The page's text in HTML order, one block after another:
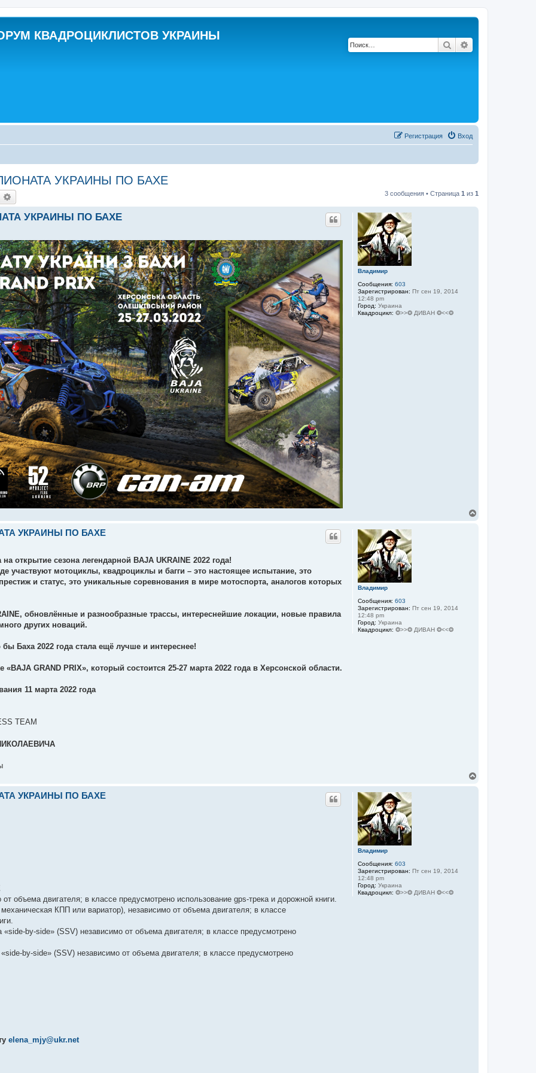
КВАДРОЦИКЛИСТОВ УКРАИНЫ
Поиск
Вход
Регистрация
УКРАИНЫ ПО БАХЕ
Поиск 3 сообщения • Страница 1 из 1
Владимир
Сообщения: 603
Зарегистрирован: Пт сен 19, 2014
12:48 pm
Город: Украина
Квадроцикл: ❂>>❂ ДИВАН ❂<<❂
УКРАИНЫ ПО БАХЕ
Владимир
Сообщения: 603
Зарегистрирован: Пт сен 19, 2014
12:48 pm
Город: Украина
Квадроцикл: ❂>>❂ ДИВАН ❂<<❂
УКРАИНЫ ПО БАХЕ
открытие сезона легендарной BAJA UKRAINE 2022 года!
участвуют мотоциклы, квадроциклы и багги – это настоящее испытание, это
и статус, это уникальные соревнования в мире мотоспорта, аналогов которых
обновлённые и разнообразные трассы, интереснейшие локации, новые правила
других новаций.
Баха 2022 года стала ещё лучше и интереснее!
GRAND PRIX», который состоится 25-27 марта 2022 года в Херсонской области.
11 марта 2022 года
TEAM
Владимир
Сообщения: 603
Зарегистрирован: Пт сен 19, 2014
12:48 pm
Город: Украина
Квадроцикл: ❂>>❂ ДИВАН ❂<<❂
УКРАИНЫ ПО БАХЕ
объема двигателя; в классе предусмотрено использование gps-трека и дорожной книги.
КПП или вариатор), независимо от объема двигателя; в классе
by-side» (SSV) независимо от объема двигателя; в классе предусмотрено
by-side» (SSV) независимо от объема двигателя; в классе предусмотрено
elena_mjy@ukr.net